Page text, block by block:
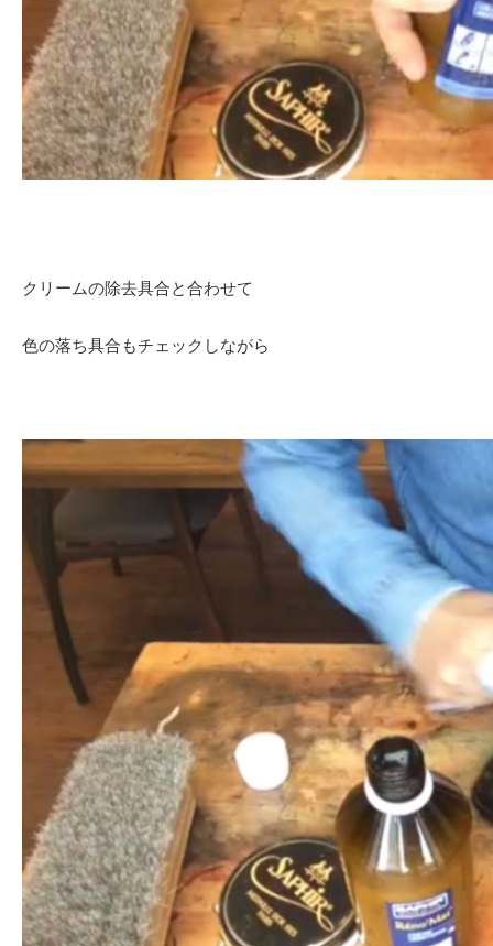
クリームの除去具合と合わせて
色の落ち具合もチェックしながら